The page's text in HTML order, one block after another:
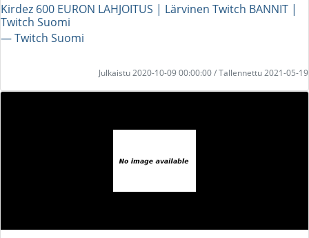
Kirdez 600 EURON LAHJOITUS | Lärvinen Twitch BANNIT |
Twitch Suomi
― Twitch Suomi
Julkaistu 2020-10-09 00:00:00 / Tallennettu 2021-05-19